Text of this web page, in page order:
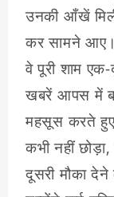
उनकी आँखें
कर सामने आए।
वे पूरी शाम
खबरें आपस में
महसूस करते
कभी नहीं
दूसरी मौका